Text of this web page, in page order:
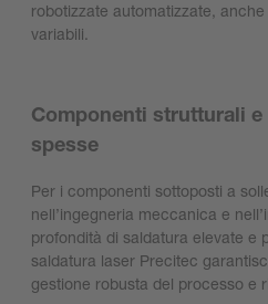
robotizzate automatizzate,
variabili.
Componenti strutturali
spesse
Per i componenti sottoposti a
nell’ingegneria meccanica e
profondità di saldatura elevate e
saldatura laser Precitec
gestione robusta del processo e